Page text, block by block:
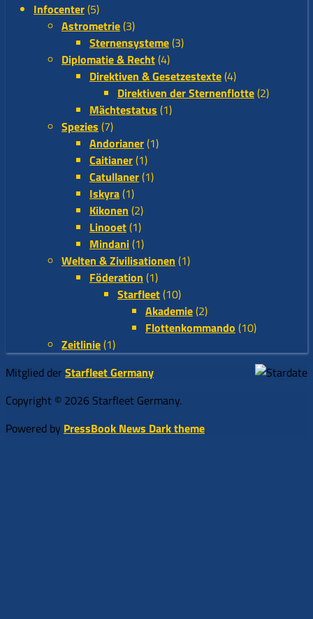
Infocenter(5)
Astrometrie(3)
Sternensysteme(3)
Diplomatie & Recht(4)
Direktiven & Gesetzestexte(4)
Direktiven der Sternenflotte(2)
Mächtestatus (1)
Spezies (7)
Andorianer(1)
Caitianer(1)
Catullaner(1)
Iskyra(1)
Kikonen (2)
Linooet(1)
Mindani(1)
Welten & Zivilisationen (1)
Föderation (1)
Starfleet(10)
Akademie(2)
Flottenkommando (10)
Zeitlinie(1)
Mitglied derStarfleet Germany
Copyright © 2026 Starfleet Germany.
Powered by PressBook News Dark theme